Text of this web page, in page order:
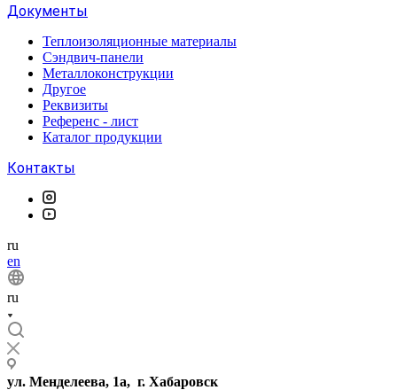
Документы
Теплоизоляционные материалы
Сэндвич-панели
Металлоконструкции
Другое
Реквизиты
Референс - лист
Каталог продукции
Контакты
ru
en
ru
ул. Менделеева, 1а, г. Хабаровск